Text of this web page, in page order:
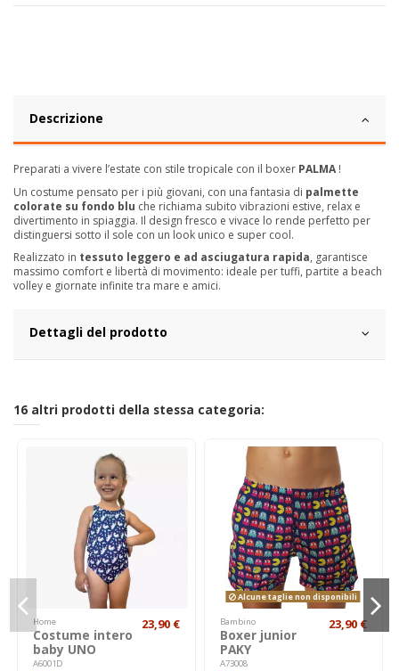
Descrizione
Preparati a vivere l’estate con stile tropicale con il boxer PALMA !
Un costume pensato per i più giovani, con una fantasia di palmette
colorate su fondo blu che richiama subito vibrazioni estive, relax e
divertimento in spiaggia. Il design fresco e vivace lo rende perfetto per
distinguersi sotto il sole con un look unico e super cool.
Realizzato in tessuto leggero e ad asciugatura rapida, garantisce
massimo comfort e libertà di movimento: ideale per tuffi, partite a beach
volley e giornate infinite tra mare e amici.
Dettagli del prodotto
16 altri prodotti della stessa categoria:
Home
Costume intero
baby UNO
A6001D
23,90 €
Alcune taglie non disponibili
Bambino
Boxer junior
PAKY
A73008
23,90 €